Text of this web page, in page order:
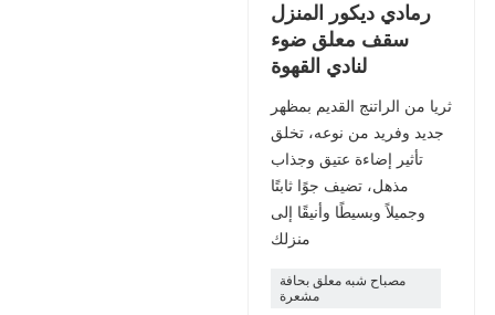
رمادي ديكور المنزل
سقف معلق ضوء
لنادي القهوة
ثريا من الراتنج القديم بمظهر
جديد وفريد ​​من نوعه، تخلق
تأثير إضاءة عتيق وجذاب
مذهل، تضيف جوًا ثابتًا
وجميلاً وبسيطًا وأنيقًا إلى
منزلك
مصباح شبه معلق بحافة
مشعرة